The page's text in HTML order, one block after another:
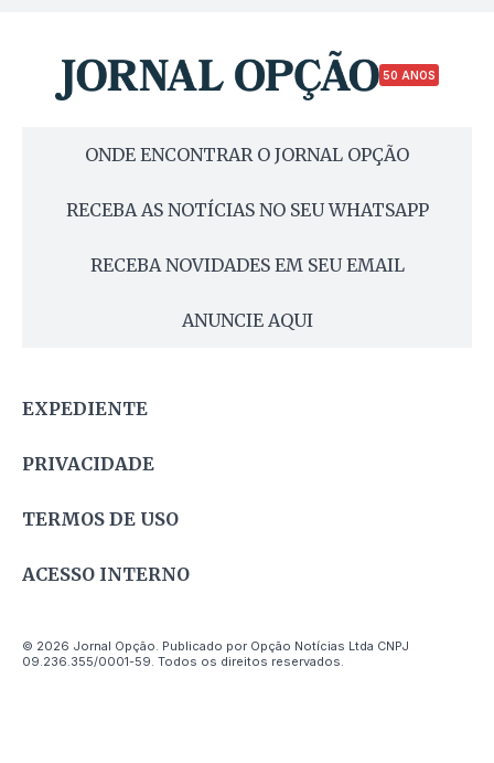
50 ANOS
ONDE ENCONTRAR O JORNAL OPÇÃO
RECEBA AS NOTÍCIAS NO SEU WHATSAPP
RECEBA NOVIDADES EM SEU EMAIL
ANUNCIE AQUI
EXPEDIENTE
PRIVACIDADE
TERMOS DE USO
ACESSO INTERNO
© 2026 Jornal Opção. Publicado por Opção Notícias Ltda CNPJ
09.236.355/0001-59. Todos os direitos reservados.